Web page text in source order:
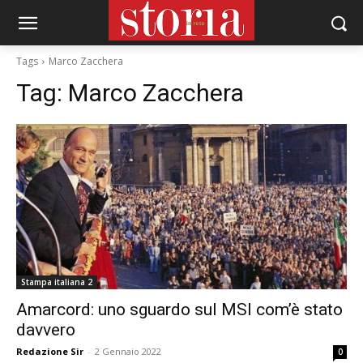
Tags Marco Zacchera
Tag: Marco Zacchera
Stampa italiana 2
Amarcord: uno sguardo sul MSI com’è stato
davvero
Redazione Sir - 2 Gennaio 2022 0